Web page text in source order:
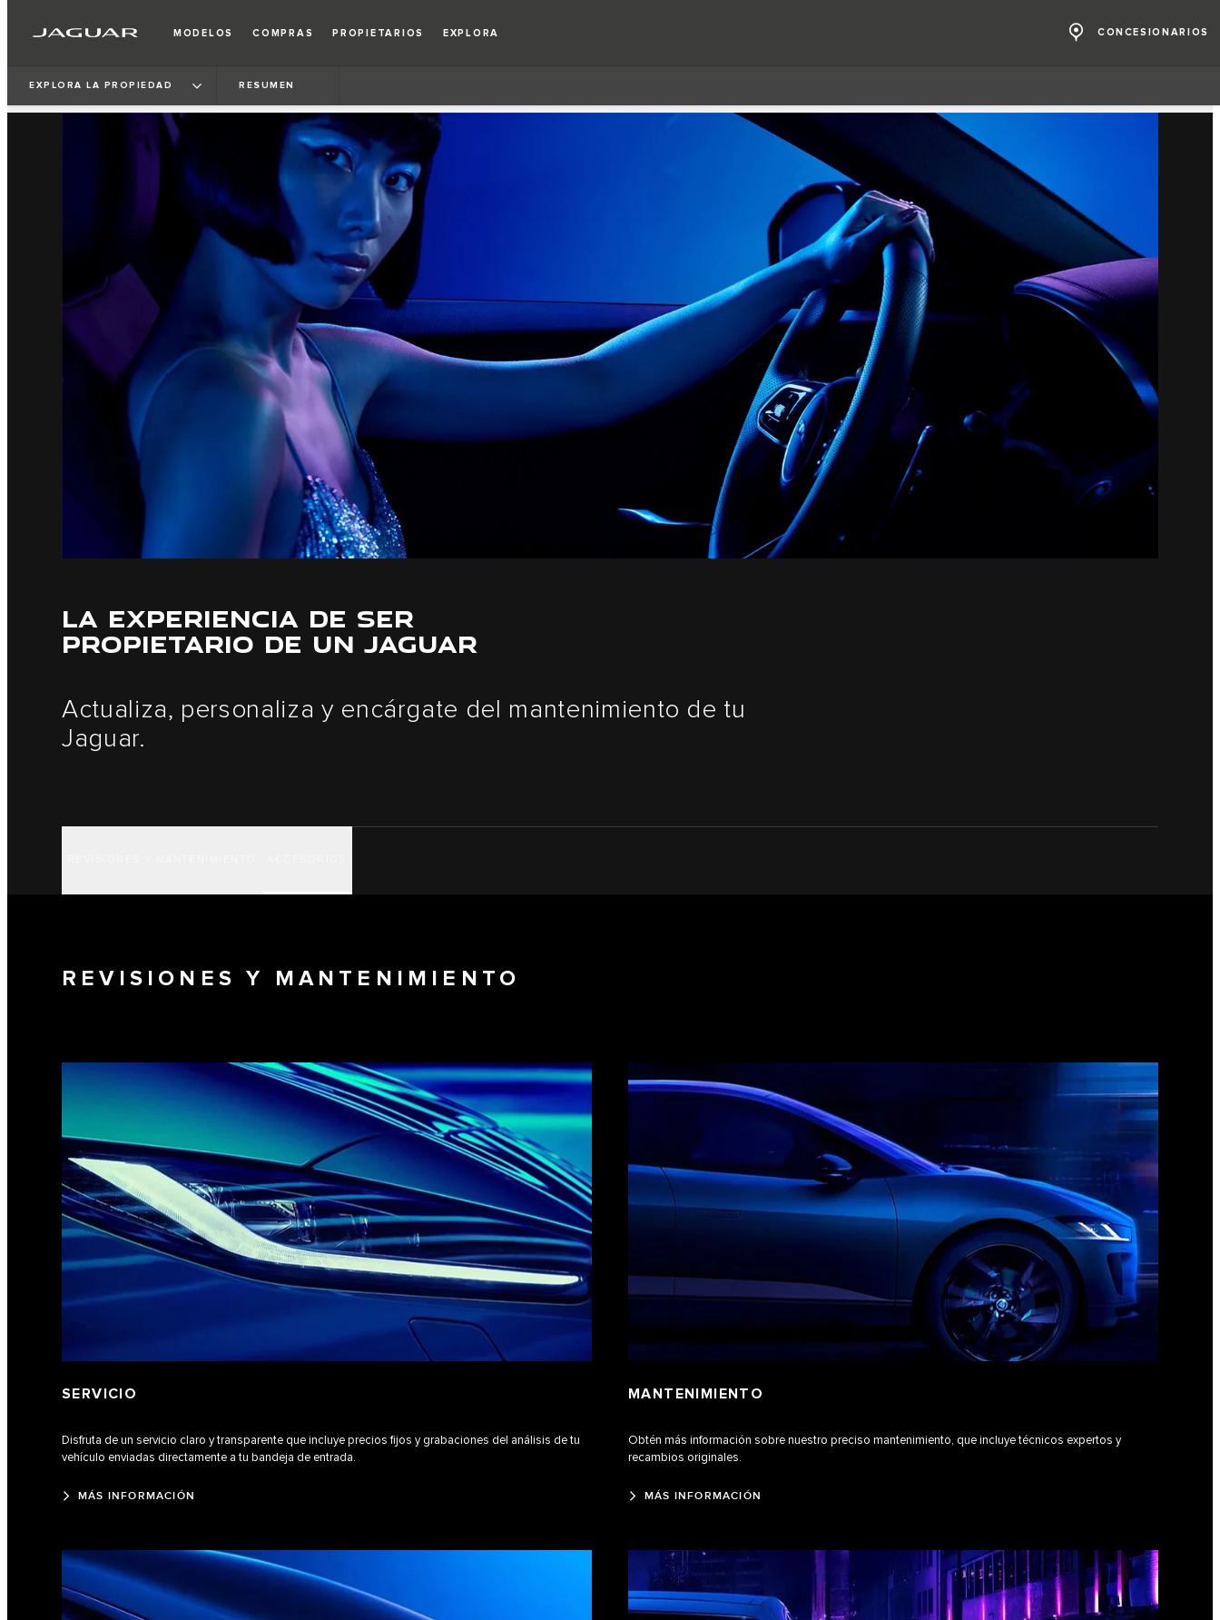
MODELOS COMPRAS PROPIETARIOS EXPLORA CONCESIONARIOS
EXPLORA LA PROPIEDAD RESUMEN
LA EXPERIENCIA DE SER
PROPIETARIO DE UN JAGUAR
Actualiza, personaliza y encárgate del mantenimiento de tu
Jaguar.
REVISIONES Y MANTENIMIENTO
SERVICIO
Disfruta de un servicio claro y transparente que incluye precios fijos y grabaciones del análisis de tu
vehículo enviadas directamente a tu bandeja de entrada.
MÁS INFORMACIÓN
MANTENIMIENTO
Obtén más información sobre nuestro preciso mantenimiento, que incluye técnicos expertos y
recambios originales.
MÁS INFORMACIÓN